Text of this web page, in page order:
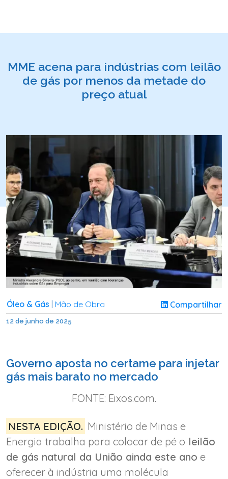
MME acena para indústrias com leilão
de gás por menos da metade do
preço atual
Óleo & Gás Mão de Obra Compartilhar
12 de junho de 2025
Governo aposta no certame para injetar
gás mais barato no mercado
FONTE: Eixos.com.
NESTA EDIÇÃO. Ministério de Minas e
Energia trabalha para colocar de pé o leilão
de gás natural da União ainda este ano e
oferecer à indústria uma molécula